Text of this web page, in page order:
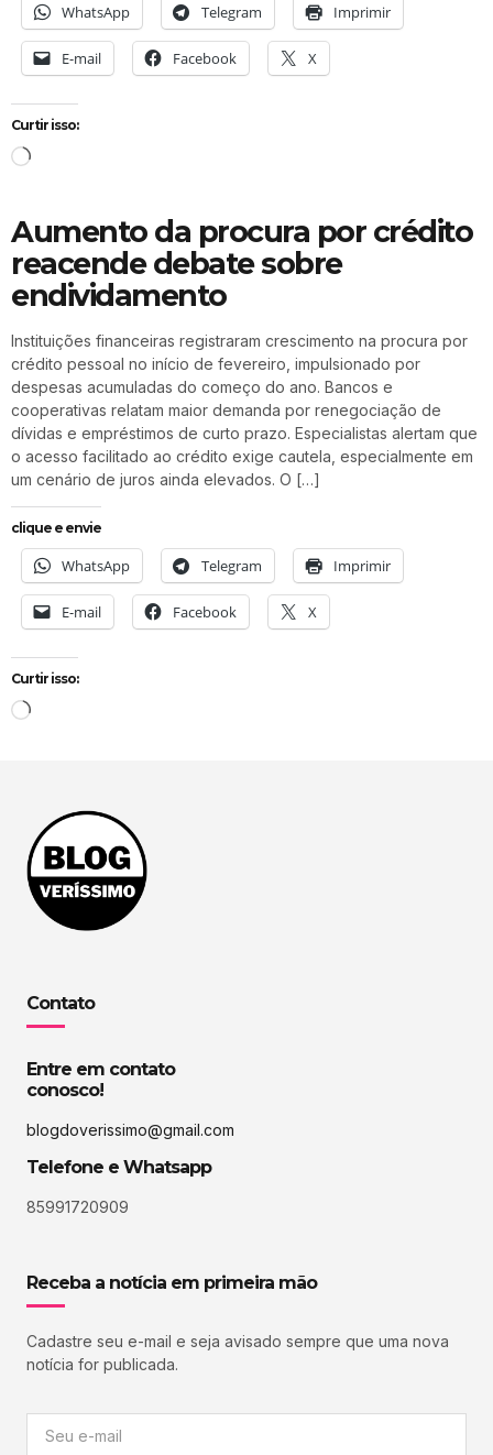
WhatsApp Telegram Imprimir
E-mail Facebook X
Curtir isso:
Aumento da procura por crédito
reacende debate sobre
endividamento
Instituições financeiras registraram crescimento na procura por
crédito pessoal no início de fevereiro, impulsionado por
despesas acumuladas do começo do ano. Bancos e
cooperativas relatam maior demanda por renegociação de
dívidas e empréstimos de curto prazo. Especialistas alertam que
o acesso facilitado ao crédito exige cautela, especialmente em
um cenário de juros ainda elevados. O […]
clique e envie
WhatsApp Telegram Imprimir
E-mail Facebook X
Curtir isso:
Contato
Entre em contato
conosco!
blogdoverissimo@gmail.com
Telefone e Whatsapp
85991720909
Receba a notícia em primeira mão
Cadastre seu e-mail e seja avisado sempre que uma nova
notícia for publicada.